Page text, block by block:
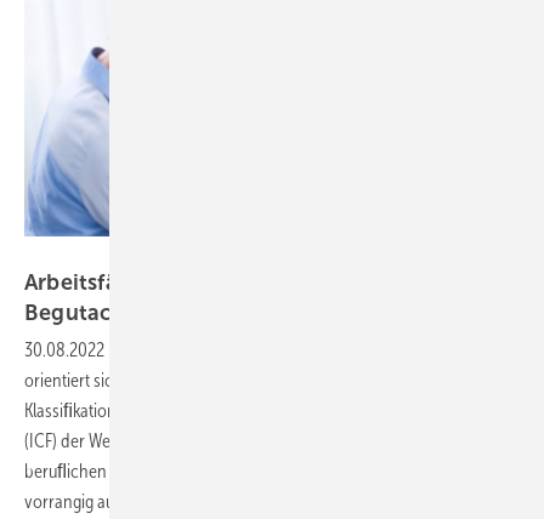
Arbeitsfähigkeit und sozialmedizinische
Begutachtung bei
30.08.2022
orientiert sich eng an der 2001 neu eingeführten „Internationalen
Klassiﬁkation der Funktionsfähigkeit, Behinderung und Gesundheit“
(ICF) der Weltgesundheitsorganisation (WHO). Die Beurteilung der
beruﬂichen Leistungsfähigkeit stützt sich gemäß der ICF-Kriterien
vorrangig auf den Abgleich der dem Individuum möglichen Aktivitäten